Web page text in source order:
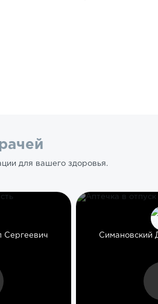
для вашего здоровья.
Сергеевич Симановский